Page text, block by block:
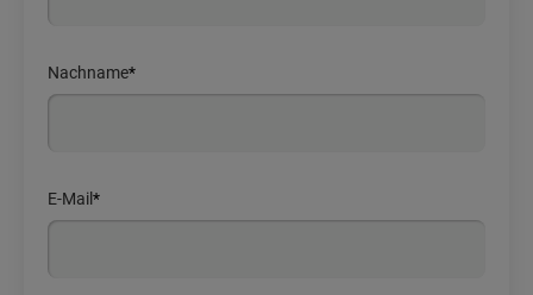
*
Nachname
*
E-Mail